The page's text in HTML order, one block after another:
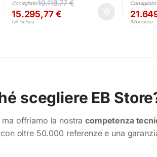
Consigliato:19.118,77€
15.295,77€
IVA inclusa
Consigliato:
IVA inclusa
scegliere EB
ma offriamo la nostracompetenza
oltre 50.000 referenze e una